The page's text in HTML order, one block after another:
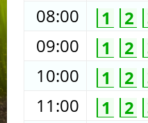
08:00
1 2
09:00
1 2
10:00
1 2
11:00
1 2